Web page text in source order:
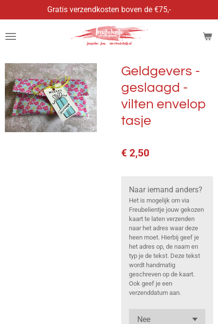
direct
naar
Gratis verzendkosten boven de €75,-
Geldgevers -
geslaagd -
vilten envelop
tasje
€ 2,50
Naar iemand anders?
Het is mogelijk om via
Freubelientje jouw gekozen
kaart te laten verzenden
naar het adres waar deze
heen moet. Hierbij geef je
het adres op, de naam en
typ je de tekst. Deze tekst
wordt handmatig
geschreven op de kaart.
Ook geef je een
verzenddatum aan.